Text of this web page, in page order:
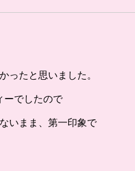
ったと思いました。
ーでしたので
いまま、第一印象で